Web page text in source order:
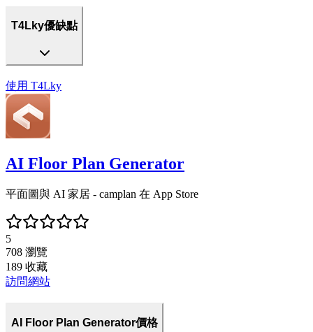
T4Lky優缺點
使用 T4Lky
AI Floor Plan Generator
平面圖與 AI 家居 - camplan 在 App Store
5
708 瀏覽
189 收藏
訪問網站
AI Floor Plan Generator價格